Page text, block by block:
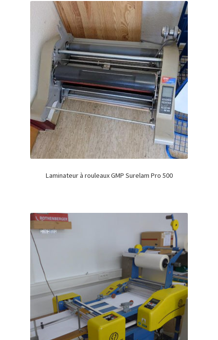
Laminateur à rouleaux GMP Surelam Pro 500